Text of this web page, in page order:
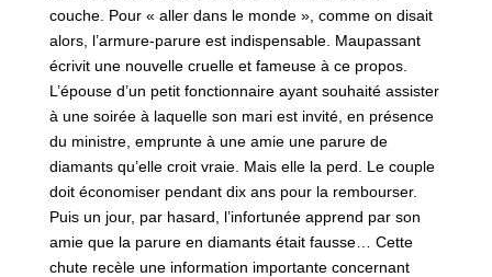
couche. Pour « aller dans le monde », comme on disait
alors, l’armure-parure est indispensable. Maupassant
écrivit une nouvelle cruelle et fameuse à ce propos.
L’épouse d’un petit fonctionnaire ayant souhaité assister
à une soirée à laquelle son mari est invité, en présence
du ministre, emprunte à une amie une parure de
diamants qu’elle croit vraie. Mais elle la perd. Le couple
doit économiser pendant dix ans pour la rembourser.
Puis un jour, par hasard, l’infortunée apprend par son
amie que la parure en diamants était fausse… Cette
chute recèle une information importante concernant